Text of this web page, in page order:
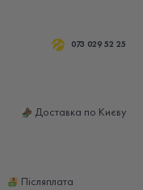
073 029 52 25
Доставка по Києву
Післяплата